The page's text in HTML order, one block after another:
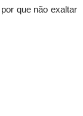
que não exaltar